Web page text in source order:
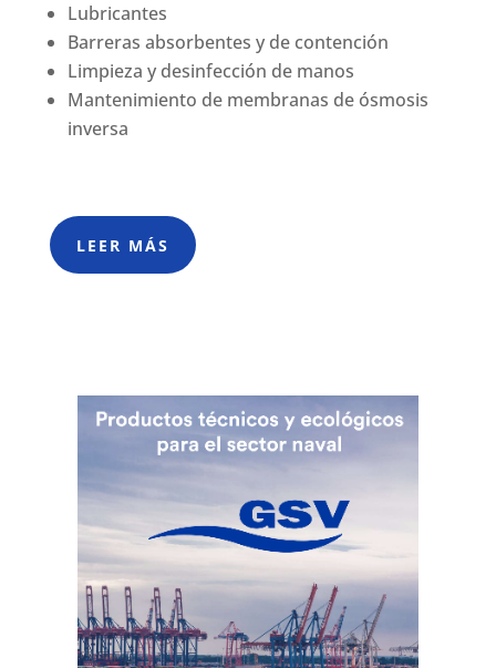
Lubricantes
Barreras absorbentes y de contención
Limpieza y desinfección de manos
Mantenimiento de membranas de ósmosis
inversa
LEER MÁS